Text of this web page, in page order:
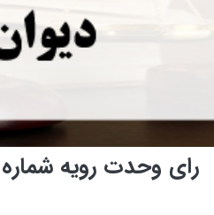
رای وحدت رویه شماره ۸۵۱ هیات عمومی دیوان عالی کشور